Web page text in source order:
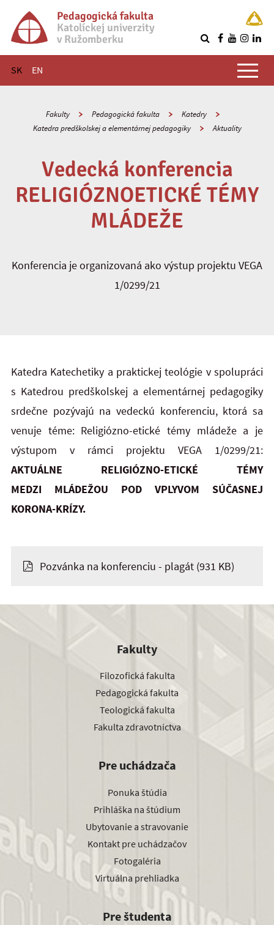
Pedagogická fakulta
Katolíckej univerzity
v Ružomberku
SK EN
Hlavné menu
Fakulty Pedagogická fakulta
Katedry
Katedra predškolskej a elementárnej pedagogiky
Aktuality
Vedecká konferencia
RELIGIÓZNOETICKÉ TÉMY
MLÁDEŽE
Konferencia je organizovaná ako výstup projektu VEGA
1/0299/21
Katedra Katechetiky a praktickej teológie v spolupráci
s Katedrou predškolskej a elementárnej pedagogiky
srdečne pozývajú na vedeckú konferenciu, ktorá sa
venuje téme: Religiózno-etické témy mládeže a je
výstupom v rámci projektu VEGA 1/0299/21:
AKTUÁLNE RELIGIÓZNO-ETICKÉ TÉMY
MEDZI MLÁDEŽOU POD VPLYVOM SÚČASNEJ
KORONA-KRÍZY.
Pozvánka na konferenciu - plagát (931 KB)
Fakulty
Filozofická fakulta
Pedagogická fakulta
Teologická fakulta
Fakulta zdravotníctva
Pre uchádzača
Ponuka štúdia
Prihláška na štúdium
Ubytovanie a stravovanie
Kontakt pre uchádzačov
Fotogaléria
Virtuálna prehliadka
Pre študenta